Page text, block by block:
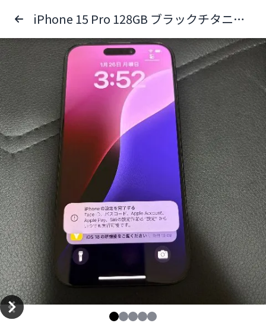
iPhone 15 Pro 128GB ブラックチタニウム ネットワーク利用制限あり